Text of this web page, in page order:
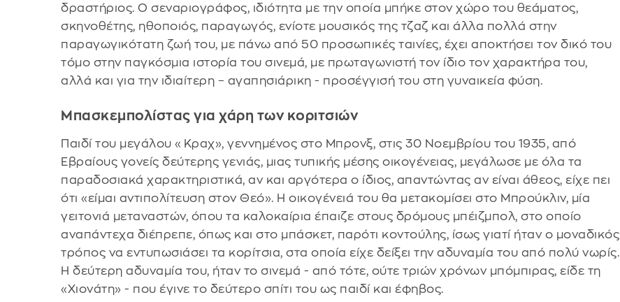
δραστήριος. Ο σεναριογράφος, ιδιότητα με την οποία μπήκε στον χώρο του θεάματος,
σκηνοθέτης, ηθοποιός, παραγωγός, ενίοτε μουσικός της τζαζ και άλλα πολλά στην
παραγωγικότατη ζωή του, με πάνω από 50 προσωπικές ταινίες, έχει αποκτήσει τον δικό του
τόμο στην παγκόσμια ιστορία του σινεμά, με πρωταγωνιστή τον ίδιο τον χαρακτήρα του,
αλλά και για την ιδιαίτερη – αγαπησιάρικη - προσέγγισή του στη γυναικεία φύση.
Μπασκεμπολίστας για χάρη των κοριτσιών
Παιδί του μεγάλου «Κραχ», γεννημένος στο Μπρονξ, στις 30 Νοεμβρίου του 1935, από
Εβραίους γονείς δεύτερης γενιάς, μιας τυπικής μέσης οικογένειας, μεγάλωσε με όλα τα
παραδοσιακά χαρακτηριστικά, αν και αργότερα ο ίδιος, απαντώντας αν είναι άθεος, είχε πει
ότι «είμαι αντιπολίτευση στον Θεό». Η οικογένειά του θα μετακομίσει στο Μπρούκλιν, μία
γειτονιά μεταναστών, όπου τα καλοκαίρια έπαιζε στους δρόμους μπέιζμπολ, στο οποίο
αναπάντεχα διέπρεπε, όπως και στο μπάσκετ, παρότι κοντούλης, ίσως γιατί ήταν ο μοναδικός
τρόπος να εντυπωσιάσει τα κορίτσια, στα οποία είχε δείξει την αδυναμία του από πολύ νωρίς.
Η δεύτερη αδυναμία του, ήταν το σινεμά - από τότε, ούτε τριών χρόνων μπόμπιρας, είδε τη
«Χιονάτη» - που έγινε το δεύτερο σπίτι του ως παιδί και έφηβος.